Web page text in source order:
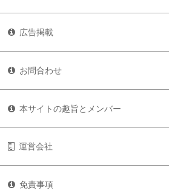
広告掲載
お問合わせ
本サイトの趣旨とメンバー
運営会社
免責事項